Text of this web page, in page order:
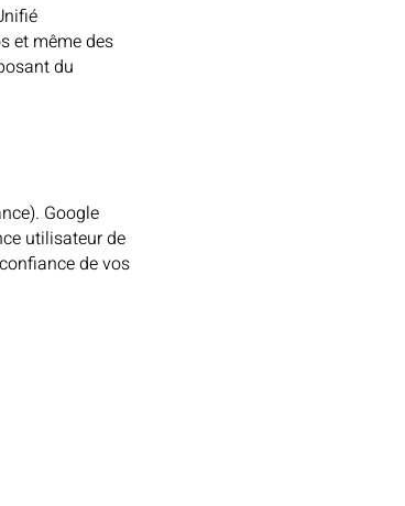
et même des
du
Google
utilisateur de
de vos